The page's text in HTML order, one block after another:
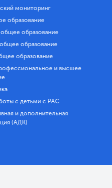
мониторинг
образование
образование
образование
образование
и высшее
с детьми с РАС
и дополнительная
(АДК)